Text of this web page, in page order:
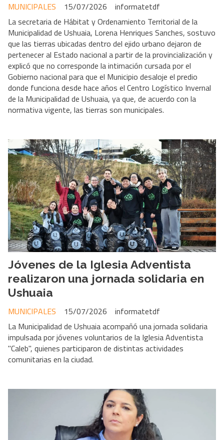
informatetdf
MUNICIPALES
15/07/2026
La secretaria de Hábitat y Ordenamiento Territorial de la
Municipalidad de Ushuaia, Lorena Henriques Sanches, sostuvo
que las tierras ubicadas dentro del ejido urbano dejaron de
pertenecer al Estado nacional a partir de la provincialización y
explicó que no corresponde la intimación cursada por el
Gobierno nacional para que el Municipio desaloje el predio
donde funciona desde hace años el Centro Logístico Invernal
de la Municipalidad de Ushuaia, ya que, de acuerdo con la
normativa vigente, las tierras son municipales.
Jóvenes de la Iglesia Adventista
realizaron una jornada solidaria en
Ushuaia
informatetdf
MUNICIPALES
15/07/2026
La Municipalidad de Ushuaia acompañó una jornada solidaria
impulsada por jóvenes voluntarios de la Iglesia Adventista
"Caleb", quienes participaron de distintas actividades
comunitarias en la ciudad.